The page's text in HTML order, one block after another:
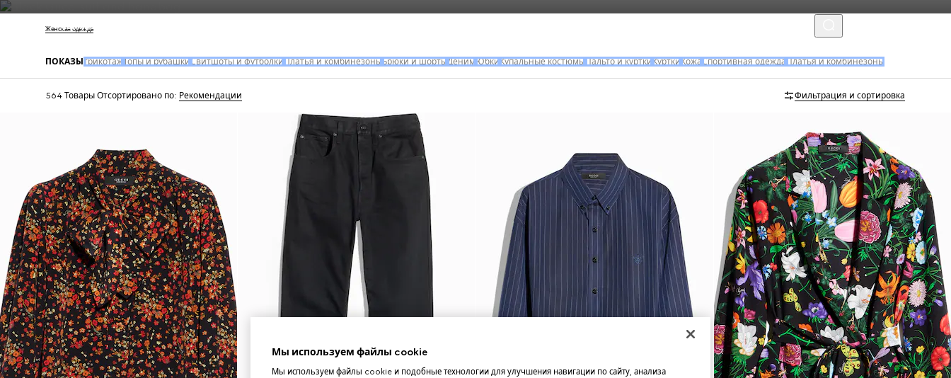
Свяжитесь с нами
Женская одежда
ПОКАЗЫ трикотаж Топы и рубашки Свитшоты и футболки Платья и комбинезоны Брюки и шорты Деним Юбки Купальные костюмы Пальто и куртки Куртки Кожа Спортивная одежда Платья и комбинезоны
564 Товары Отсортировано по: Рекомендации Фильтрация и сортировка
Мы используем файлы cookie
Мы используем файлы cookie и подобные технологии для улучшения навигации по сайту, анализа